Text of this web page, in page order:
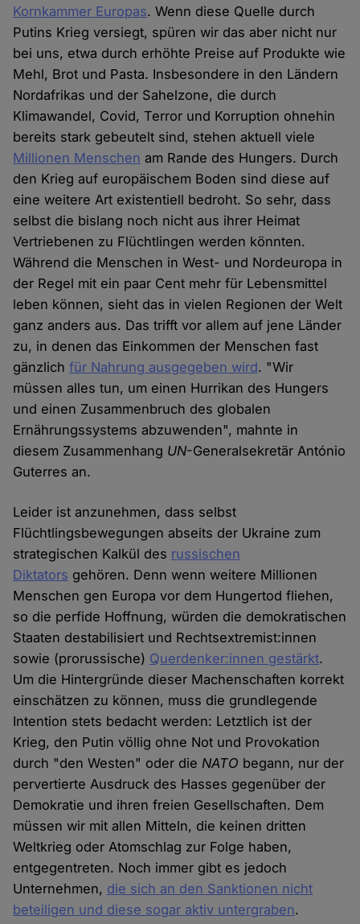
Kornkammer Europas. Wenn diese Quelle durch
Putins Krieg versiegt, spüren wir das aber nicht nur
bei uns, etwa durch erhöhte Preise auf Produkte wie
Mehl, Brot und Pasta. Insbesondere in den Ländern
Nordafrikas und der Sahelzone, die durch
Klimawandel, Covid, Terror und Korruption ohnehin
bereits stark gebeutelt sind, stehen aktuell viele
Millionen Menschen am Rande des Hungers. Durch
den Krieg auf europäischem Boden sind diese auf
eine weitere Art existentiell bedroht. So sehr, dass
selbst die bislang noch nicht aus ihrer Heimat
Vertriebenen zu Flüchtlingen werden könnten.
Während die Menschen in West- und Nordeuropa in
der Regel mit ein paar Cent mehr für Lebensmittel
leben können, sieht das in vielen Regionen der Welt
ganz anders aus. Das trifft vor allem auf jene Länder
zu, in denen das Einkommen der Menschen fast
gänzlichfür Nahrung ausgegeben wird. "Wir
müssen alles tun, um einen Hurrikan des Hungers
und einen Zusammenbruch des globalen
Ernährungssystems abzuwenden", mahnte in
diesem Zusammenhang UN-Generalsekretär António
Guterres an.
Leider ist anzunehmen, dass selbst
Flüchtlingsbewegungen abseits der Ukraine zum
strategischen Kalkül des russischen
Diktators gehören. Denn wenn weitere Millionen
Menschen gen Europa vor dem Hungertod fliehen,
so die perfide Hoffnung, würden die demokratischen
Staaten destabilisiert und Rechtsextremist:innen
sowie (prorussische) Querdenker:innen gestärkt.
Um die Hintergründe dieser Machenschaften korrekt
einschätzen zu können, muss die grundlegende
Intention stets bedacht werden: Letztlich ist der
Krieg, den Putin völlig ohne Not und Provokation
durch "den Westen" oder dieNATO begann, nur der
pervertierte Ausdruck des Hasses gegenüber der
Demokratie und ihren freien Gesellschaften. Dem
müssen wir mit allen Mitteln, die keinen dritten
Weltkrieg oder Atomschlag zur Folge haben,
entgegentreten. Noch immer gibt es jedoch
Unternehmen, die sich an den Sanktionen nicht
beteiligen und diese sogar aktiv untergraben.